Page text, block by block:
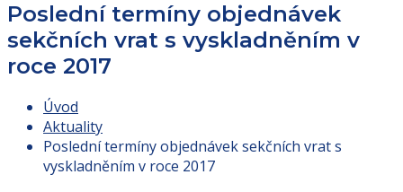
Poslední termíny objednávek
sekčních vrat s vyskladněním v
roce 2017
Úvod
Aktuality
Poslední termíny objednávek sekčních vrat s
vyskladněním v roce 2017